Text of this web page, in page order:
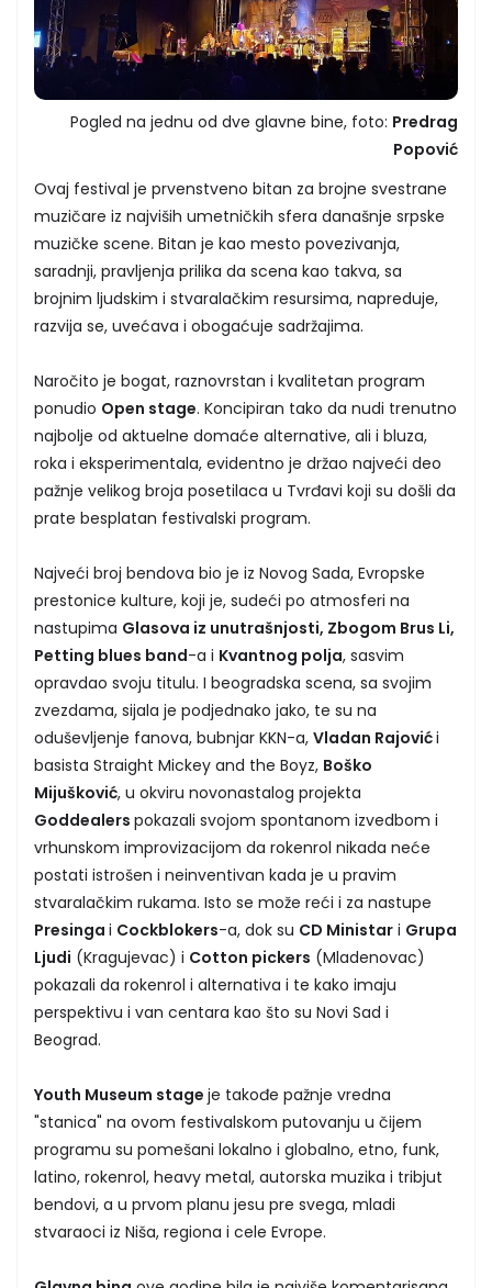
Pogled na jednu od dve glavne bine, foto: Predrag
Popović
Ovaj festival je prvenstveno bitan za brojne svestrane
muzičare iz najviših umetničkih sfera današnje srpske
muzičke scene. Bitan je kao mesto povezivanja,
saradnji, pravljenja prilika da scena kao takva, sa
brojnim ljudskim i stvaralačkim resursima, napreduje,
razvija se, uvećava i obogaćuje sadržajima.
Naročito je bogat, raznovrstan i kvalitetan program
ponudio Open stage. Koncipiran tako da nudi trenutno
najbolje od aktuelne domaće alternative, ali i bluza,
roka i eksperimentala, evidentno je držao najveći deo
pažnje velikog broja posetilaca u Tvrđavi koji su došli da
prate besplatan festivalski program.
Najveći broj bendova bio je iz Novog Sada, Evropske
prestonice kulture, koji je, sudeći po atmosferi na
nastupima Glasova iz unutrašnjosti, Zbogom Brus Li,
Petting blues band-a i Kvantnog polja, sasvim
opravdao svoju titulu. I beogradska scena, sa svojim
zvezdama, sijala je podjednako jako, te su na
oduševljenje fanova, bubnjar KKN-a, Vladan Rajovići
basista Straight Mickey and the Boyz, Boško
Mijušković, u okviru novonastalog projekta
Goddealers pokazali svojom spontanom izvedbom i
vrhunskom improvizacijom da rokenrol nikada neće
postati istrošen i neinventivan kada je u pravim
stvaralačkim rukama. Isto se može reći i za nastupe
Presinga i Cockblokers-a, dok su CD Ministar i Grupa
Ljudi (Kragujevac) i Cotton pickers (Mladenovac)
pokazali da rokenrol i alternativa i te kako imaju
perspektivu i van centara kao što su Novi Sad i
Beograd.
Youth Museum stage je takođe pažnje vredna
"stanica" na ovom festivalskom putovanju u čijem
programu su pomešani lokalno i globalno, etno, funk,
latino, rokenrol, heavy metal, autorska muzika i tribjut
bendovi, a u prvom planu jesu pre svega, mladi
stvaraoci iz Niša, regiona i cele Evrope.